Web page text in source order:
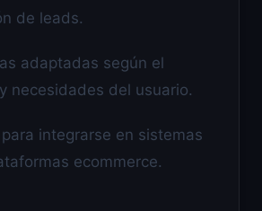
de leads.
adaptadas según el
necesidades del usuario.
integrarse en sistemas
ecommerce.